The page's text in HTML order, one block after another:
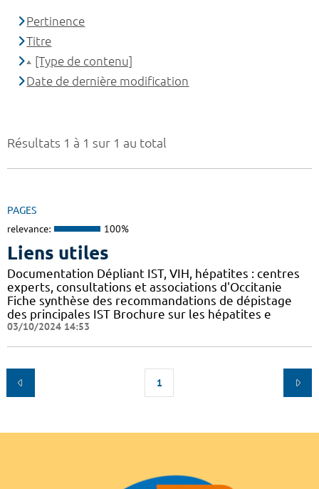
Résultats 1 à 1 sur 1 au total
PAGES
relevance: 100%
Liens utiles
Documentation Dépliant IST, VIH, hépatites : centres
experts, consultations et associations d'Occitanie
Fiche synthèse des recommandations de dépistage
des principales IST Brochure sur les hépatites e
03/10/2024 14:53
1
Pertinence
Titre
[Type de contenu]
Date de dernière modification